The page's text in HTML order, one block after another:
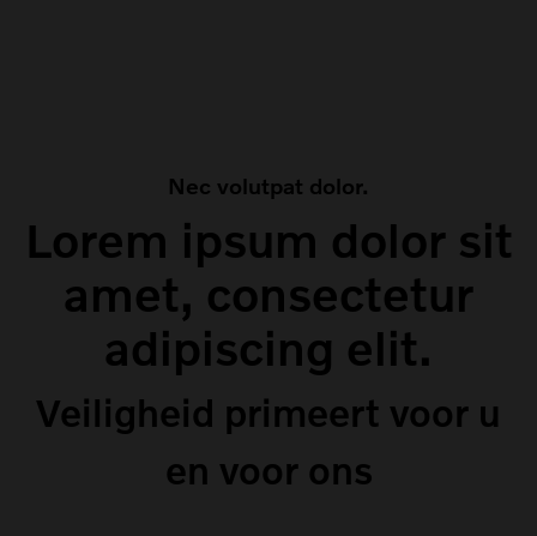
Nec volutpat dolor.
Lorem ipsum dolor sit
amet, consectetur
adipiscing elit.
Veiligheid primeert voor u
en voor ons